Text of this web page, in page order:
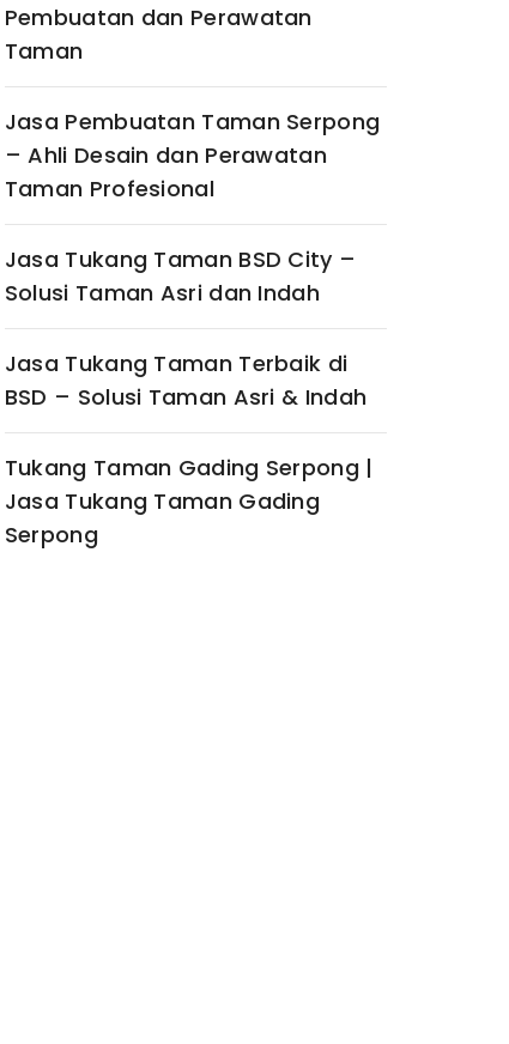
Pembuatan dan Perawatan
Taman
Jasa Pembuatan Taman Serpong
– Ahli Desain dan Perawatan
Taman Profesional
Jasa Tukang Taman BSD City –
Solusi Taman Asri dan Indah
Jasa Tukang Taman Terbaik di
BSD – Solusi Taman Asri & Indah
Tukang Taman Gading Serpong |
Jasa Tukang Taman Gading
Serpong